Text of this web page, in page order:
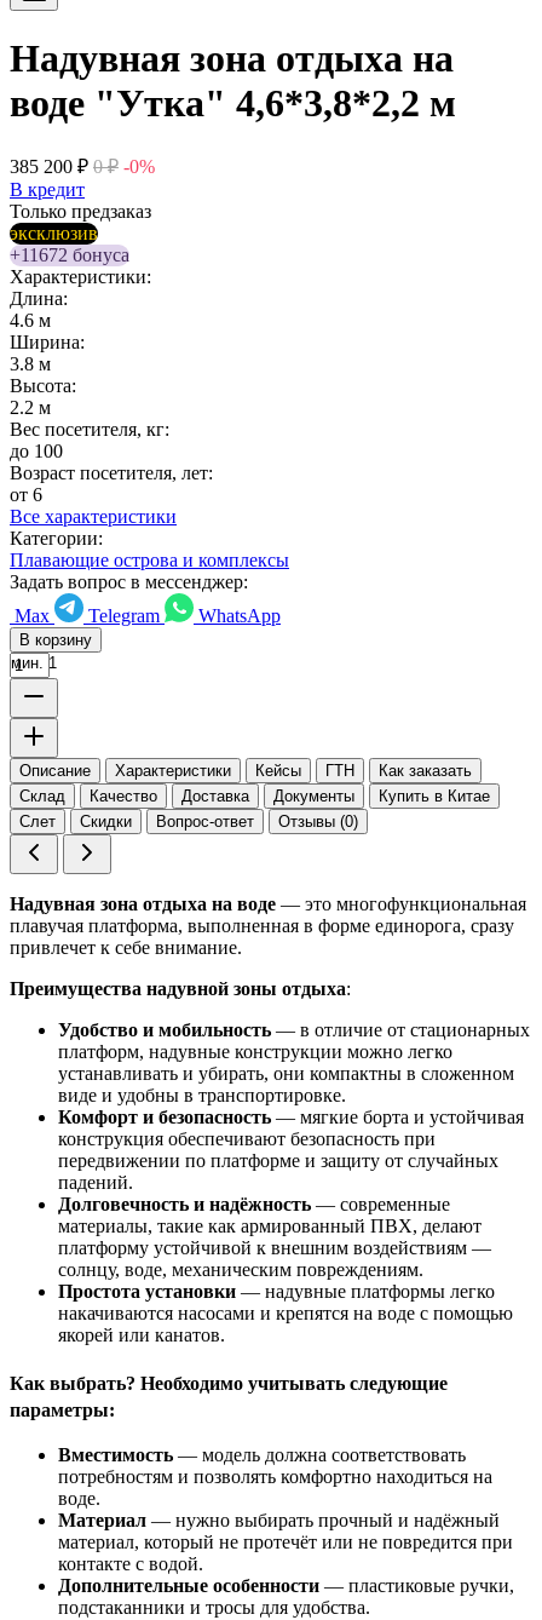
Надувная зона отдыха на
воде "Утка" 4,6*3,8*2,2 м
385 200 ₽ 0 ₽ -0%
В кредит
Только предзаказ
эксклюзив
+11672 бонуса
Характеристики:
Длина:
4.6 м
Ширина:
3.8 м
Высота:
2.2 м
Вес посетителя, кг:
до 100
Возраст посетителя, лет:
от 6
Все характеристики
Категории:
Плавающие острова и комплексы
Задать вопрос в мессенджер:
Max
Telegram WhatsApp
В корзину
мин. 1
Описание Характеристики Кейсы ГТН
Как заказать
Склад
Качество Доставка Документы
Купить в Китае
Слет
Скидки Вопрос-ответ Отзывы (0)
Надувная зона отдыха на воде — это многофункциональная
плавучая платформа, выполненная в форме единорога, сразу
привлечет к себе внимание.
Преимущества надувной зоны отдыха:
Удобство и мобильность — в отличие от стационарных
платформ, надувные конструкции можно легко
устанавливать и убирать, они компактны в сложенном
виде и удобны в транспортировке.
Комфорт и безопасность — мягкие борта и устойчивая
конструкция обеспечивают безопасность при
передвижении по платформе и защиту от случайных
падений.
Долговечность и надёжность — современные
материалы, такие как армированный ПВХ, делают
платформу устойчивой к внешним воздействиям —
солнцу, воде, механическим повреждениям.
Простота установки — надувные платформы легко
накачиваются насосами и крепятся на воде с помощью
якорей или канатов.
Как выбрать? Необходимо учитывать следующие
параметры:
Вместимость — модель должна соответствовать
потребностям и позволять комфортно находиться на
воде.
Материал — нужно выбирать прочный и надёжный
материал, который не протечёт или не повредится при
контакте с водой.
Дополнительные особенности — пластиковые ручки,
подстаканники и тросы для удобства.